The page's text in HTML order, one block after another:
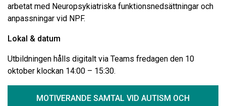
arbetat med Neuropsykiatriska funktionsnedsättningar och
anpassningar vid NPF.
Lokal & datum
Utbildningen hålls digitalt via Teams fredagen den 10
oktober klockan 14:00 – 15:30.
MOTIVERANDE SAMTAL VID AUTISM OCH